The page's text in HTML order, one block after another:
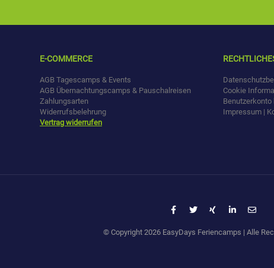
E-COMMERCE
AGB Tagescamps & Events
AGB Übernachtungscamps & Pauschalreisen
Zahlungsarten
Widerrufsbelehrung
Vertrag widerrufen
Cookie
Benutzerkonto
Impressum |
© Copyright 2026 EasyDays Feriencamps | Alle